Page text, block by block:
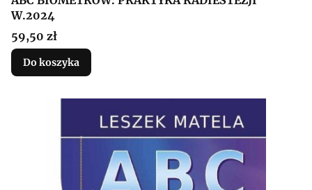
W.2024
Cena
59,50 zł
Do koszyka